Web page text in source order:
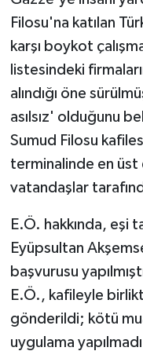
Filosu'na katılan
karşı boykot
listesindeki
alındığı öne
asılsız' olduğunu
Sumud Filosu
terminalinde en
vatandaşlar
E.Ö. hakkında, eşi
Eyüpsultan
başvurusu
E.Ö., kafileyle
gönderildi; kötü
uygulama